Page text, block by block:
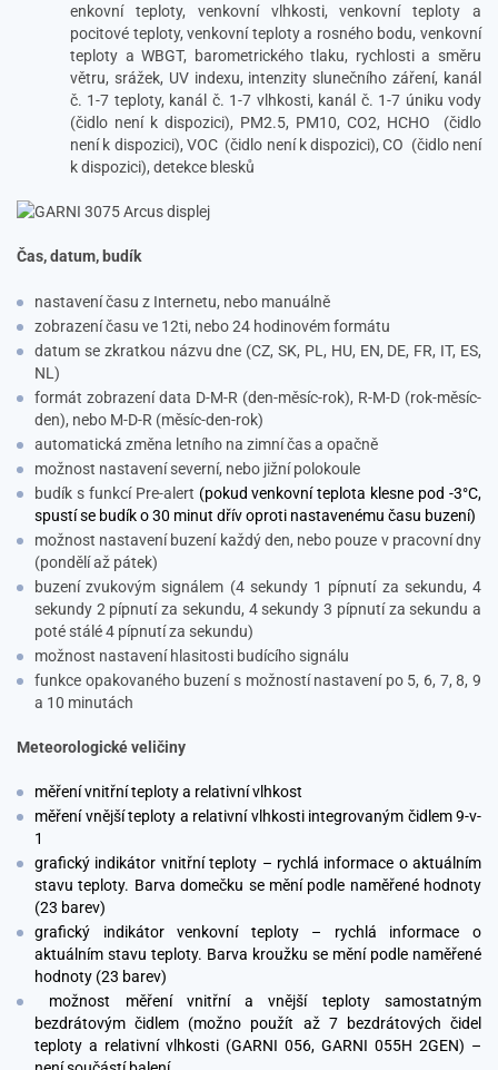
enkovní teploty, venkovní vlhkosti, venkovní teploty a
pocitové teploty, venkovní teploty a rosného bodu, venkovní
teploty a WBGT, barometrického tlaku, rychlosti a směru
větru, srážek, UV indexu, intenzity slunečního záření, kanál
č. 1-7 teploty, kanál č. 1-7 vlhkosti, kanál č. 1-7 úniku vody
(čidlo není k dispozici), PM2.5, PM10, CO2, HCHO
(čidlo
není k dispozici), VOC (čidlo není k dispozici), CO (čidlo není
k dispozici), detekce blesků
Čas, datum, budík
nastavení času z Internetu, nebo manuálně
zobrazení času ve 12ti, nebo 24 hodinovém formátu
datum se zkratkou názvu dne (CZ, SK, PL, HU, EN, DE, FR, IT, ES,
NL)
formát zobrazení data D-M-R (den-měsíc-rok), R-M-D (rok-měsíc-
den), nebo M-D-R (měsíc-den-rok)
automatická změna letního na zimní čas a opačně
možnost nastavení severní, nebo jižní polokoule
budík s funkcí Pre-alert (pokud venkovní teplota klesne pod -3°C,
spustí se budík o 30 minut dřív oproti nastavenému času buzení)
možnost nastavení buzení každý den, nebo pouze v pracovní dny
(pondělí až pátek)
buzení zvukovým signálem (4 sekundy 1 pípnutí za sekundu, 4
sekundy 2 pípnutí za sekundu, 4 sekundy 3 pípnutí za sekundu a
poté stálé 4 pípnutí za sekundu)
možnost nastavení hlasitosti budícího signálu
funkce opakovaného buzení s možností nastavení po 5, 6, 7, 8, 9
a 10 minutách
Meteorologické veličiny
měření vnitřní teploty a relativní vlhkost
měření vnější teploty a relativní vlhkosti integrovaným čidlem 9-v-
1
grafický indikátor vnitřní teploty – rychlá informace o aktuálním
stavu teploty. Barva domečku se mění podle naměřené hodnoty
(23 barev)
grafický indikátor venkovní teploty – rychlá informace o
aktuálním stavu teploty. Barva kroužku se mění podle naměřené
hodnoty (23 barev)
možnost měření vnitřní a vnější teploty samostatným
bezdrátovým čidlem (možno použít až 7 bezdrátových čidel
teploty a relativní vlhkosti (GARNI 056, GARNI 055H 2GEN) –